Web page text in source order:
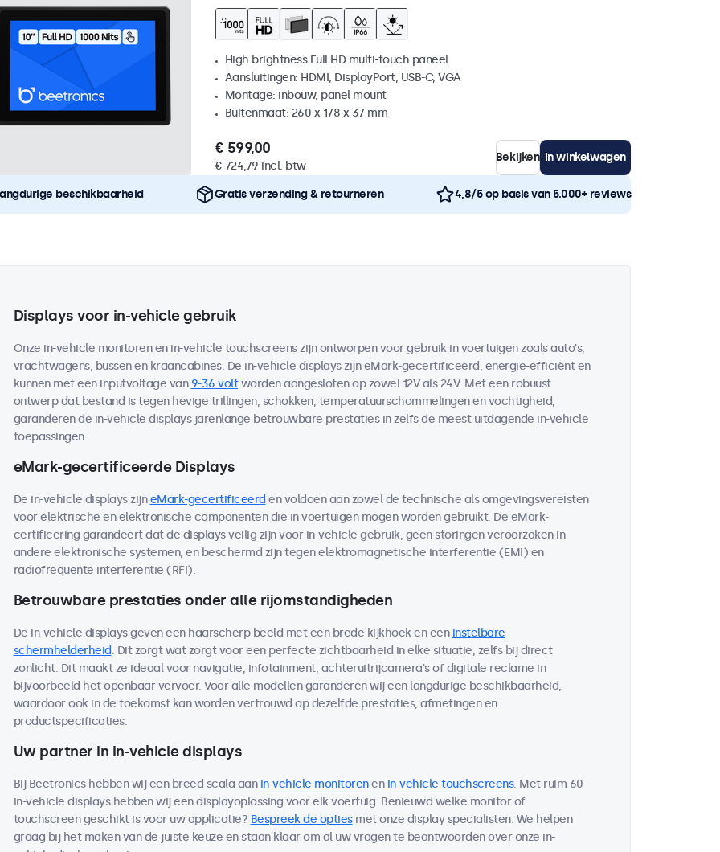
High brightness Full HD multi-touch paneel
Aansluitingen: HDMI, DisplayPort, USB-C, VGA
Montage: inbouw, panel mount
Buitenmaat: 260 x 178 x 37 mm
€ 599,00
€ 724,79 incl. btw
Bekijken In winkelwagen
beschikbaarheid Gratis verzending & retourneren 4,8/5 op basis van 5.000+ reviews
Displays voor in-vehicle gebruik
Onze in-vehicle monitoren en in-vehicle touchscreens zijn ontworpen voor gebruik in voertuigen zoals auto's,
vrachtwagens, bussen en kraancabines. De in-vehicle displays zijn eMark-gecertificeerd, energie-efficiënt en
kunnen met een inputvoltage van 9-36 voltworden aangesloten op zowel 12V als 24V. Met een robuust
ontwerp dat bestand is tegen hevige trillingen, schokken, temperatuurschommelingen en vochtigheid,
garanderen de in-vehicle displays jarenlange betrouwbare prestaties in zelfs de meest uitdagende in-vehicle
toepassingen.
eMark-gecertificeerde Displays
De in-vehicle displays zijneMark-gecertificeerd en voldoen aan zowel de technische als omgevingsvereisten
voor elektrische en elektronische componenten die in voertuigen mogen worden gebruikt. De eMark-
certificering garandeert dat de displays veilig zijn voor in-vehicle gebruik, geen storingen veroorzaken in
andere elektronische systemen, en beschermd zijn tegen elektromagnetische interferentie (EMI) en
radiofrequente interferentie (RFI).
Betrouwbare prestaties onder alle rijomstandigheden
De in-vehicle displays geven een haarscherp beeld met een brede kijkhoek en een instelbare
schermhelderheid. Dit zorgt wat zorgt voor een perfecte zichtbaarheid in elke situatie, zelfs bij direct
zonlicht. Dit maakt ze ideaal voor navigatie, infotainment, achteruitrijcamera's of digitale reclame in
bijvoorbeeld het openbaar vervoer. Voor alle modellen garanderen wij een langdurige beschikbaarheid,
waardoor ook in de toekomst kan worden vertrouwd op dezelfde prestaties, afmetingen en
productspecificaties.
Uw partner in in-vehicle displays
Bij Beetronics hebben wij een breed scala aan in-vehicle monitorenen in-vehicle touchscreens. Met ruim 60
in-vehicle displays hebben wij een displayoplossing voor elk voertuig. Benieuwd welke monitor of
touchscreen geschikt is voor uw applicatie? Bespreek de optiesmet onze display specialisten. We helpen
graag bij het maken van de juiste keuze en staan klaar om al uw vragen te beantwoorden over onze in-